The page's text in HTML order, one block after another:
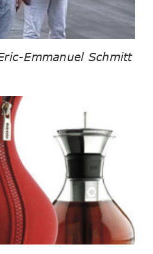
Emmanuel Schmitt